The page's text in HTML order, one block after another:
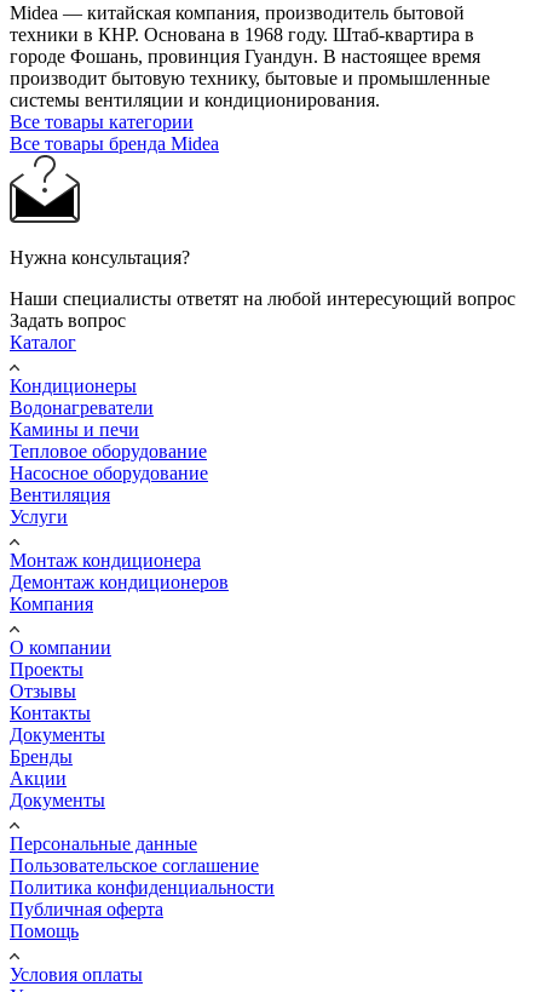
Midea — китайская компания, производитель бытовой
техники в КНР. Основана в 1968 году. Штаб-квартира в
городе Фошань, провинция Гуандун. В настоящее время
производит бытовую технику, бытовые и промышленные
системы вентиляции и кондиционирования.
Все товары категории
Все товары бренда Midea
Нужна консультация?
Наши специалисты ответят на любой интересующий вопрос
Задать вопрос
Каталог
Кондиционеры
Водонагреватели
Камины и печи
Тепловое оборудование
Насосное оборудование
Вентиляция
Услуги
Монтаж кондиционера
Демонтаж кондиционеров
Компания
О компании
Проекты
Отзывы
Контакты
Документы
Бренды
Акции
Документы
Персональные данные
Пользовательское соглашение
Политика конфиденциальности
Публичная оферта
Помощь
Условия оплаты